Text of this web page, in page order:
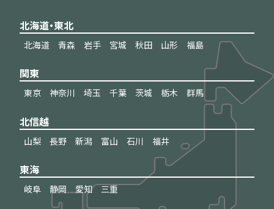
北海道・東北
北海道 青森 岩手 宮城 秋田 山形 福島
関東
東京 神奈川 埼玉 千葉 茨城 栃木 群馬
北信越
山梨 長野 新潟 富山 石川 福井
東海
岐阜 静岡 愛知 三重